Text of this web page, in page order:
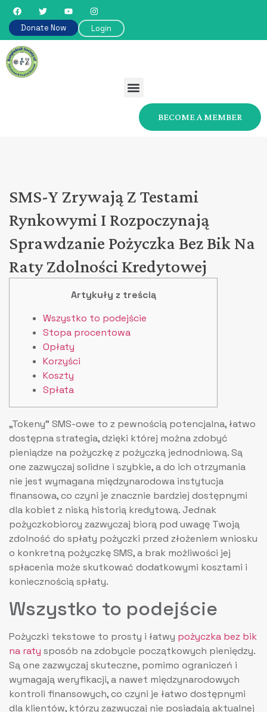
Donate Now Login
BECOME A MEMBER
SMS-Y Zrywają Z Testami
Rynkowymi I Rozpoczynają
Sprawdzanie Pożyczka Bez Bik Na
Raty Zdolności Kredytowej
Artykuły z treścią
Wszystko to podejście
Stopa procentowa
Opłaty
Korzyści
Koszty
Spłata
„Tokeny” SMS-owe to z pewnością potencjalna, łatwo
dostępna strategia, dzięki której można zdobyć
pieniądze na pożyczkę z pożyczką jednodniową. Są
one zazwyczaj solidne i szybkie, a do ich otrzymania
nie jest wymagana międzynarodowa instytucja
finansowa, co czyni je znacznie bardziej dostępnymi
dla kobiet z niską historią kredytową.Jednak
pożyczkobiorcy zazwyczaj biorą pod uwagę Twoją
zdolność do spłaty pożyczki przed złożeniem wniosku
o konkretną pożyczkę SMS, a brak możliwości jej
spłacenia może skutkować dodatkowymi kosztami i
koniecznością spłaty.
Wszystko to podejście
Pożyczki tekstowe to prosty i łatwy pożyczka bez bik
na raty sposób na zdobycie początkowych pieniędzy.
Są one zazwyczaj skuteczne, pomimo ograniczeń i
wymagają weryfikacji, a nawet międzynarodowych
kontroli finansowych, co czyni je łatwo dostępnymi
dla klientów, którzy zazwyczaj nie posiadają aktualnej